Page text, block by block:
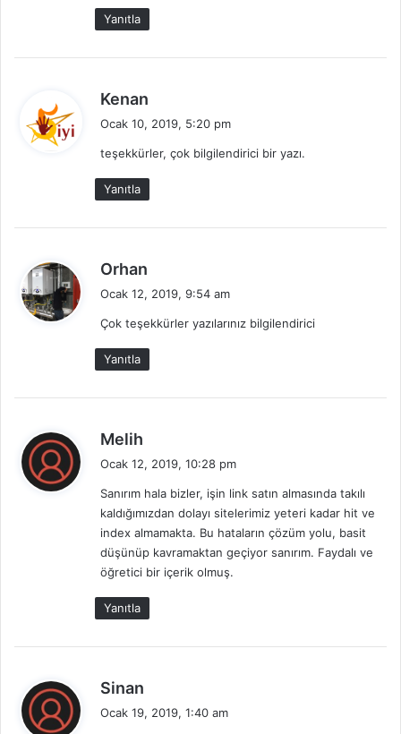
Yanıtla
Kenan
e
i
k
i
Ocak 10, 2019, 5:20 pm
teşekkürler, çok bilgilendirici bir yazı.
Yanıtla
Orhan
e
i
k
i
Ocak 12, 2019, 9:54 am
Çok teşekkürler yazılarınız bilgilendirici
Yanıtla
Melih
i
k
i
:
Ocak 12, 2019, 10:28 pm
Sanırım hala bizler, işin link satın almasında takılı
kaldığımızdan dolayı sitelerimiz yeteri kadar hit ve
index almamakta. Bu hataların çözüm yolu, basit
düşünüp kavramaktan geçiyor sanırım. Faydalı ve
öğretici bir içerik olmuş.
Yanıtla
Sinan
Ocak 19, 2019, 1:40 am